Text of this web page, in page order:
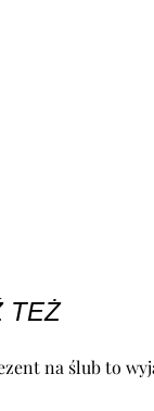
TEŻ
na ślub to